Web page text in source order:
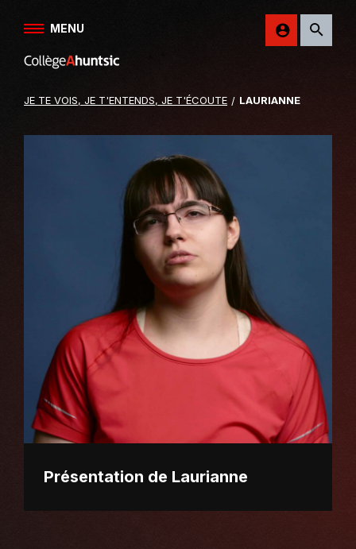
Aller au contenu
MENU
Retour
site
College
JE TE VOIS, JE T'ENTENDS, JE T'ÉCOUTE LAURIANNE
Présentation de Laurianne